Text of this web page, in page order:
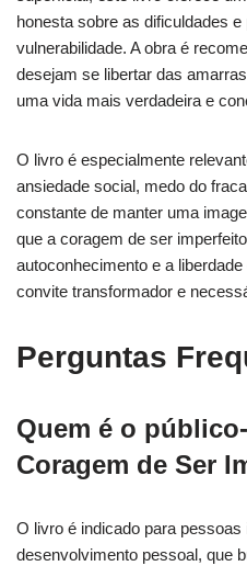
honesta sobre as dificuldades
vulnerabilidade. A obra é
desejam se libertar das
uma vida mais verdadeira e
O livro é especialmente
ansiedade social, medo do
constante de manter uma
que a coragem de ser
autoconhecimento e a
convite transformador e
Perguntas
Quem é o
Coragem de Ser
O livro é indicado para
desenvolvimento pessoal, que